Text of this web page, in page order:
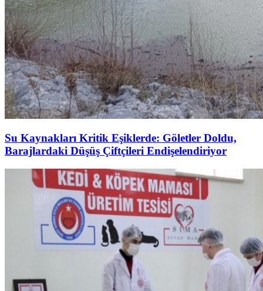
Su Kaynakları Kritik Eşiklerde: Göletler Doldu,
Barajlardaki Düşüş Çiftçileri Endişelendiriyor